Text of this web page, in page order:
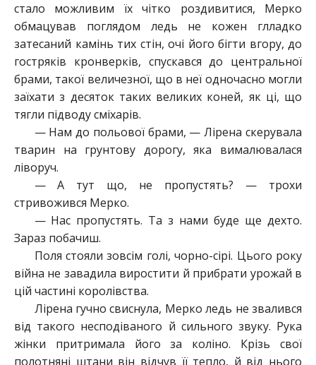
стало можливим їх чітко роздивитися, Мерко
обмацував поглядом ледь не кожен глладко
затесаний камінь тих стін, очі його бігти вгору, до
гостряків кронверків, спускався до центральної
брами, такої величезної, що в неї одночасно могли
заїхати з десяток таких великих коней, як ці, що
тягли підводу сміхарів.
— Нам до польової брами, — Лірена скерувала
тварин на грунтову дорогу, яка вималювалася
ліворуч.
— А тут що, не пропустять? — трохи
стривожився Мерко.
— Нас пропустять. Та з нами буде ще дехто.
Зараз побачиш.
Поля стояли зовсім голі, чорно-сірі. Цього року
війна не завадила виростити й прибрати урожай в
цій частині королівства.
Лірена гучно свиснула, Мерко ледь не звалився
від такого несподіваного й сильного звуку. Рука
жінки притримала його за коліно. Крізь свої
полотняні штани він відчув її тепло, й від нього